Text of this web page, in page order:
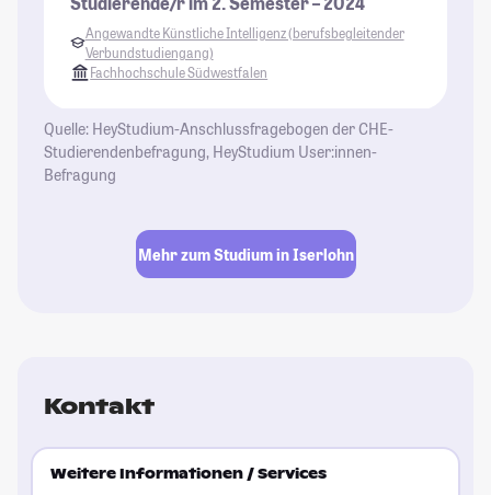
Angewandte Künstliche Intelligenz (berufsbegleitender
Verbundstudiengang)
Fachhochschule Südwestfalen
Quelle: HeyStudium-Anschlussfragebogen der CHE-
Studierendenbefragung, HeyStudium User:innen-
Befragung
Mehr zum Studium in Iserlohn
Kontakt
Weitere Informationen / Services